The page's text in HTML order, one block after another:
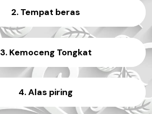
2. Tempat beras
3. Kemoceng Tongkat
4. Alas piring